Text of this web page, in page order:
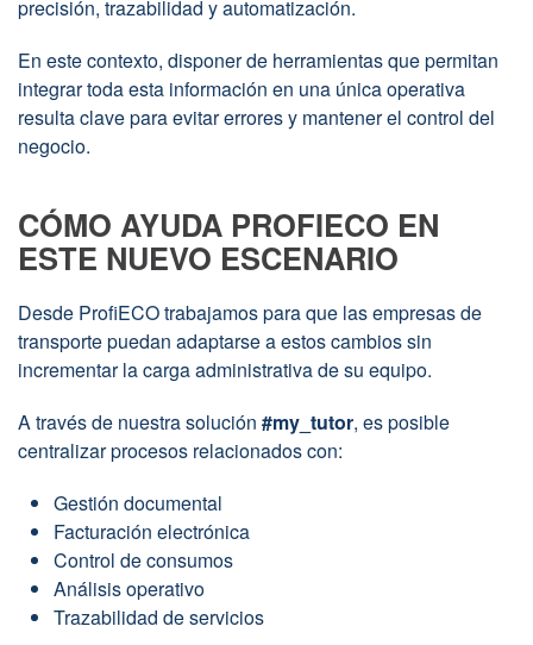
precisión, trazabilidad y automatización.
En este contexto, disponer de herramientas que permitan
integrar toda esta información en una única operativa
resulta clave para evitar errores y mantener el control del
negocio.
CÓMO AYUDA PROFIECO EN
ESTE NUEVO ESCENARIO
Desde ProfiECO trabajamos para que las empresas de
transporte puedan adaptarse a estos cambios sin
incrementar la carga administrativa de su equipo.
A través de nuestra solución #my_tutor, es posible
centralizar procesos relacionados con:
Gestión documental
Facturación electrónica
Control de consumos
Análisis operativo
Trazabilidad de servicios